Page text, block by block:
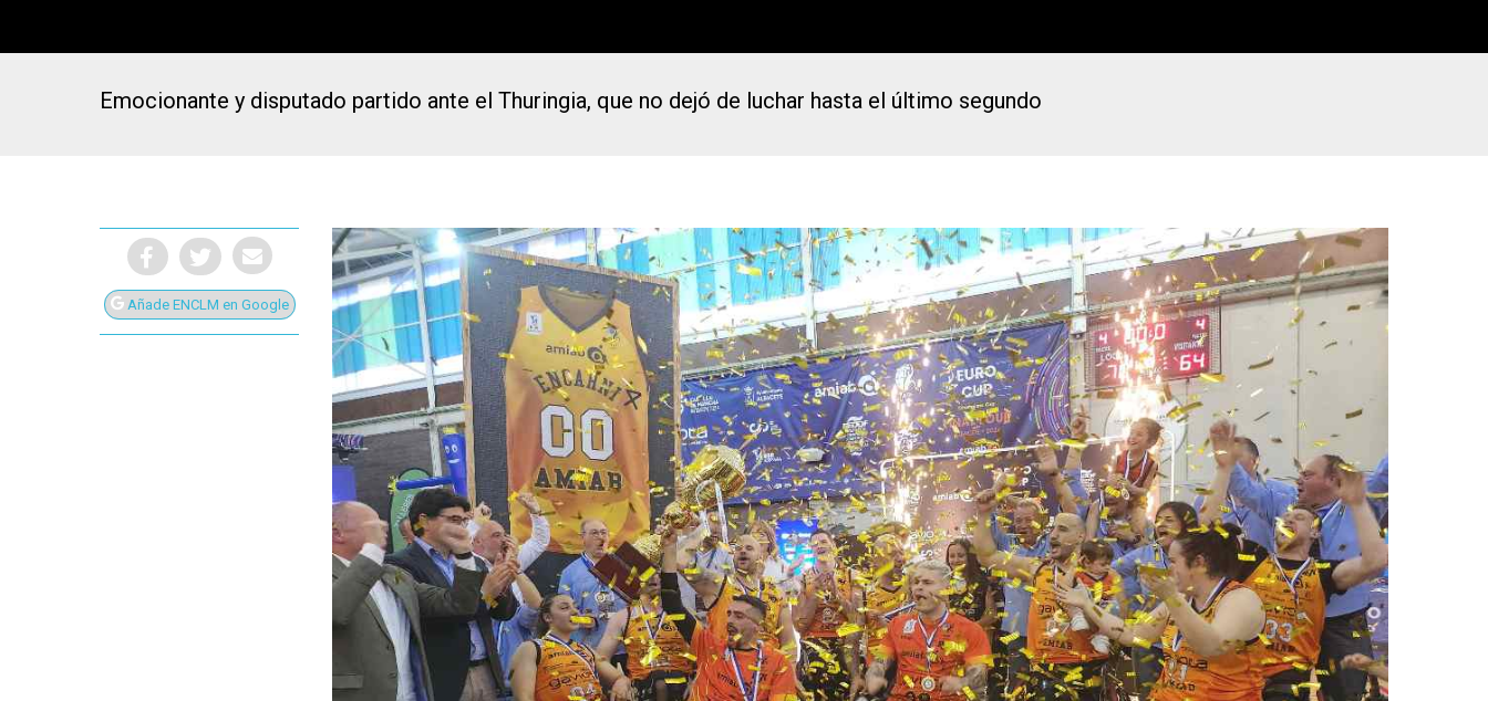
Presiona Intro para buscar o ESC para cerrar
Emocionante y disputado partido ante el Thuringia, que no dejó de luchar hasta el último segundo
Añade ENCLM en Google